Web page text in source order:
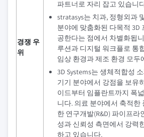
경쟁 우
위
파트너로 자리 잡고 있습니
stratasys는 치과, 정형외과
분야에 맞춤화된 다목적 3D
공한다는 점에서 차별화됩
루션과 디지털 워크플로 통
임상 환경과 제조 환경 모두
3D Systems는 생체적합성
기기 분야에서 강점을 보유
이드부터 임플란트까지 폭
니다. 의료 분야에서 축적한
한 연구개발(R&D) 파이프라
성과 신뢰성 측면에서 강력
하고 있습니다.